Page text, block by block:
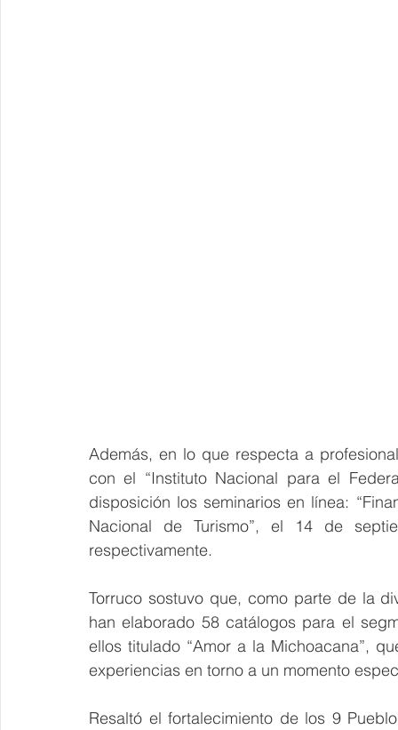
Además, en lo que respecta a
con el “Instituto Nacional para el
disposición los seminarios en línea:
Nacional de Turismo”, el 14 de
respectivamente.
Torruco sostuvo que, como parte de la
han elaborado 58 catálogos para el
ellos titulado “Amor a la Michoacana”,
experiencias en torno a un momento
Resaltó el fortalecimiento de los 9